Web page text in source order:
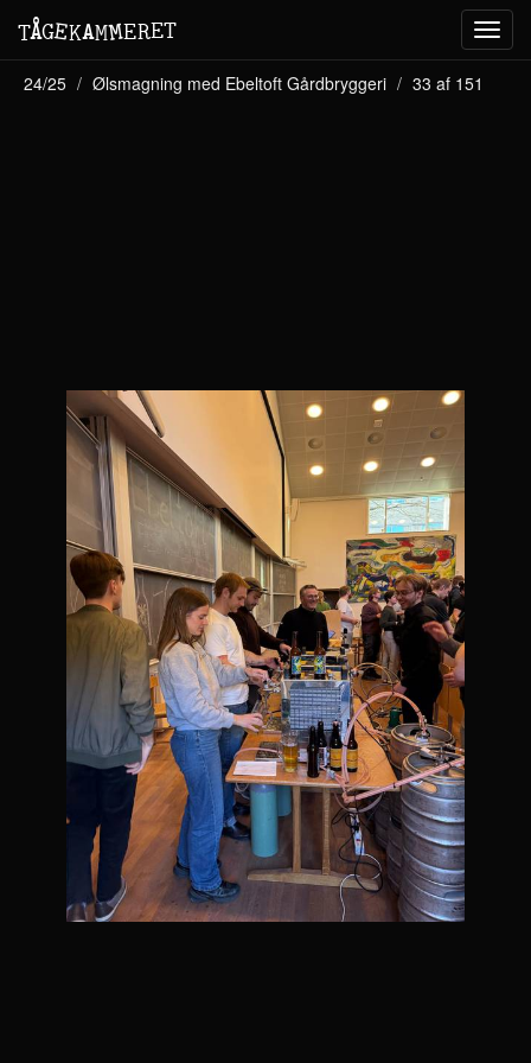
TÅGEKAMMERET
24/25 Ølsmagning med Ebeltoft Gårdbryggeri 33 af 151